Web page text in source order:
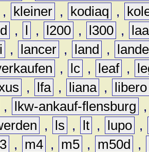
, kleiner , kodiaq ,
, l , l200 , l300 ,
, lancer , land ,
, lc , leaf ,
, lfa , liana ,
libero
, lkw-ankauf-flensburg
, ls , lt , lupo ,
, m4 , m5 , m50d ,